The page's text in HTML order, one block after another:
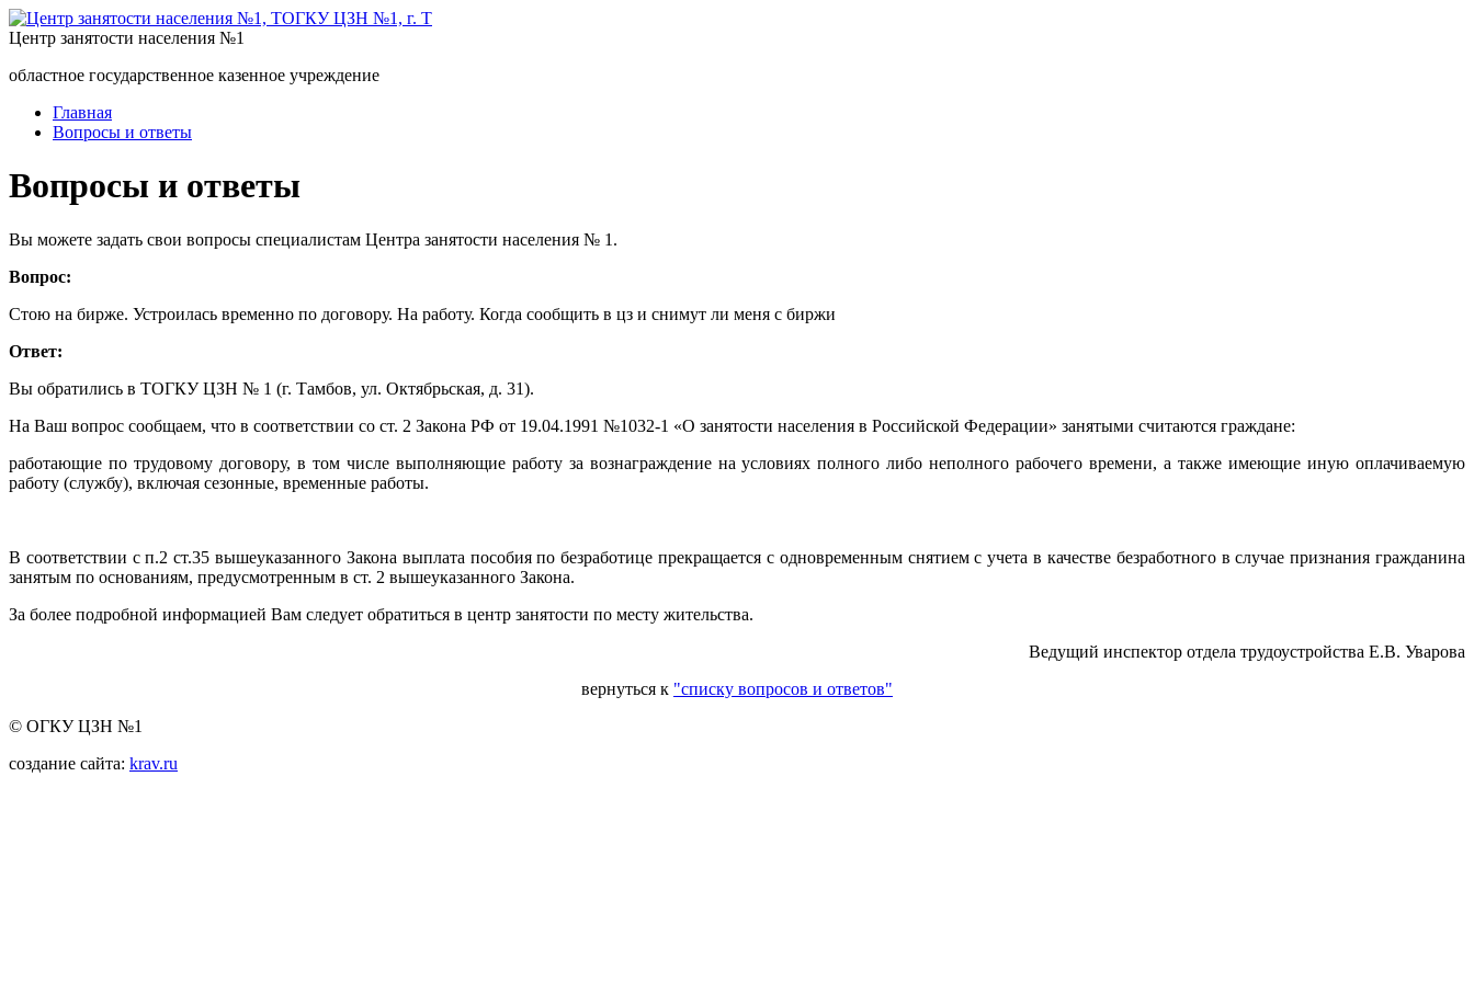
Центр занятости населения №1
областное государственное казенное учреждение
Главная
Вопросы и ответы
Вопросы и ответы
Вы можете задать свои вопросы специалистам Центра занятости населения № 1.
Вопрос:
Стою на бирже. Устроилась временно по договору. На работу. Когда сообщить в цз и снимут ли меня с биржи
Ответ:
Вы обратились в ТОГКУ ЦЗН № 1 (г. Тамбов, ул. Октябрьская, д. 31).
На Ваш вопрос сообщаем, что в соответствии со ст. 2 Закона РФ от 19.04.1991 №1032-1 «О занятости населения в Российской Федерации» занятыми считаются граждане:
работающие по трудовому договору, в том числе выполняющие работу за вознаграждение на условиях полного либо неполного рабочего времени, а также имеющие иную оплачиваемую
работу (службу), включая сезонные, временные работы.
В соответствии с п.2 ст.35 вышеуказанного Закона выплата пособия по безработице прекращается с одновременным снятием с учета в качестве безработного в случае признания гражданина
занятым по основаниям, предусмотренным в ст. 2 вышеуказанного Закона.
За более подробной информацией Вам следует обратиться в центр занятости по месту жительства.
Ведущий инспектор отдела трудоустройства Е.В. Уварова
вернуться к "списку вопросов и ответов"
© ОГКУ ЦЗН №1
создание сайта: krav.ru